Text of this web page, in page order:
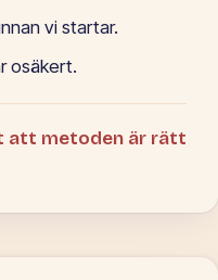
vi startar.
osäkert.
att metoden är rätt